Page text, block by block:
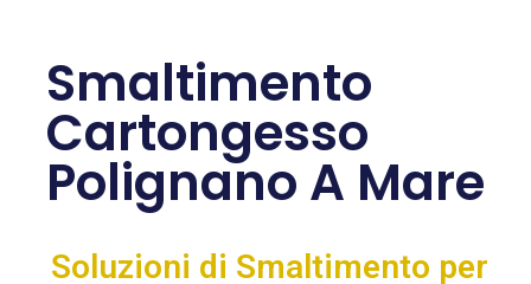
Smaltimento
Cartongesso
Polignano A Mare
Soluzioni di Smaltimento per